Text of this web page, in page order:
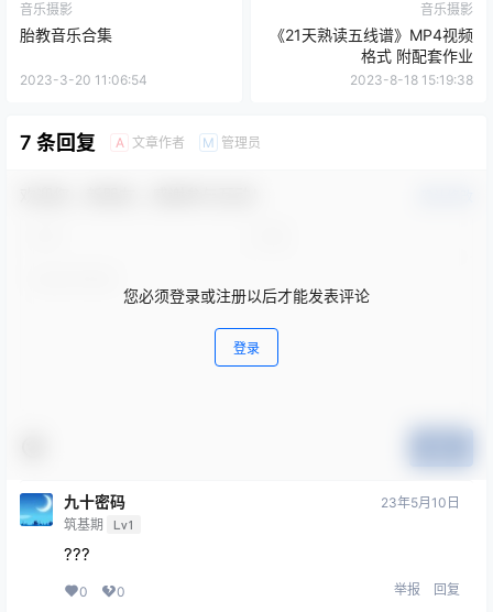
音乐摄影
胎教音乐合集
2023-3-20 11:06:54
音乐摄影
《21天熟读五线谱》MP4视频
格式 附配套作业
2023-8-18 15:19:38
7 条回复 A 文章作者 M 管理员
您必须登录或注册以后才能发表评论
登录
九十密码
筑基期 Lv1
23年5月10日
???
0 0 举报 回复